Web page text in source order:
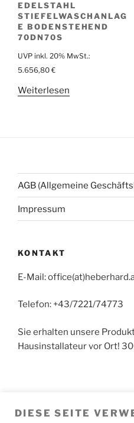
EDELSTAHL
STIEFELWASCHANLAG
E BODENSTEHEND
70DN70S
UVP inkl. 20% MwSt.:
5.656,80 €
Weiterlesen
AGB (Allgemeine
Impressum
KONTAKT
E-Mail:
Telefon: +43/7221/74773
Sie erhalten unsere
Hausinstallateur vor Ort!
Versand der Fertigungs-
DIESE SEITE